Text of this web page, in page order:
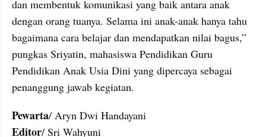
dan membentuk komunikasi yang baik antara anak
dengan orang tuanya. Selama ini anak-anak hanya tahu
bagaimana cara belajar dan mendapatkan nilai bagus,”
pungkas Sriyatin, mahasiswa Pendidikan Guru
Pendidikan Anak Usia Dini yang dipercaya sebagai
penanggung jawab kegiatan.
Pewarta
Editor/ Sri Wahyuni